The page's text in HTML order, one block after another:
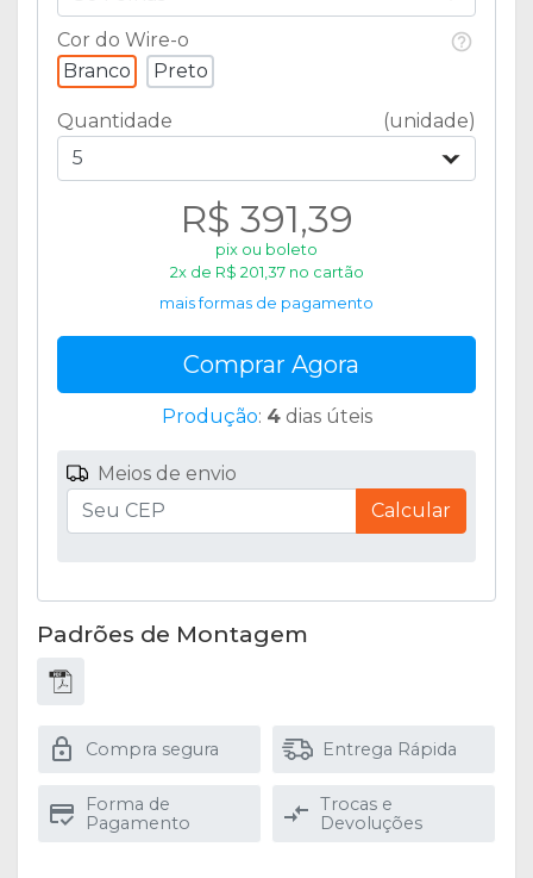
Cor do Wire-o
Branco
Preto
Quantidade
(unidade)
5
R$ 391,39
pix ou boleto
2x de R$ 201,37 no cartão
mais formas de pagamento
Comprar Agora
Produção: 4dias úteis
Meios de envio
Calcular
Padrões de Montagem
Compra segura Entrega Rápida
Forma de
Pagamento
Trocas e
Devoluções